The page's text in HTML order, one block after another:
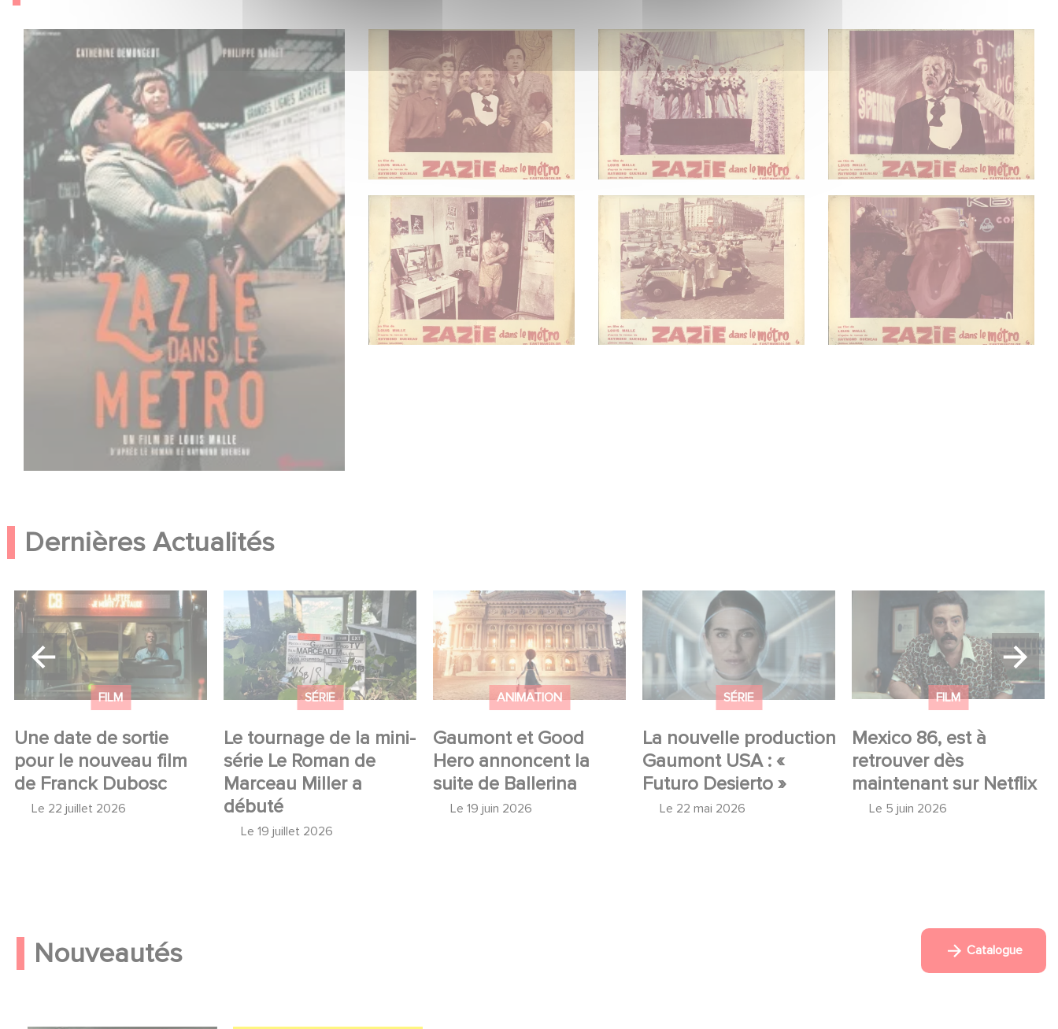
Dernières Actualités
FILM
Une date de sortie
pour le nouveau film
de Franck Dubosc
Le 22 juillet 2026
Une date de sortie pour le
nouveau film de Franck
Dubosc
SÉRIE
Le tournage de la mini-
série Le Roman de
Marceau Miller a
débuté
Le 19 juillet 2026
Le tournage de la mini-série
Le Roman de Marceau
Miller a débuté
ANIMATION
Gaumont et Good
Hero annoncent la
suite de Ballerina
Le 19 juin 2026
Gaumont et Good Hero
annoncent la suite de
Ballerina
SÉRIE
La nouvelle production
Gaumont USA : «
Futuro Desierto »
Le 22 mai 2026
La nouvelle production
Gaumont USA : « Futuro
Desierto »
FILM
Mexico 86, est à
retrouver dès
maintenant sur Netflix
Le 5 juin 2026
Mexico 86, est à retrouver
dès maintenant sur Netflix
Nouveautés Catalogue